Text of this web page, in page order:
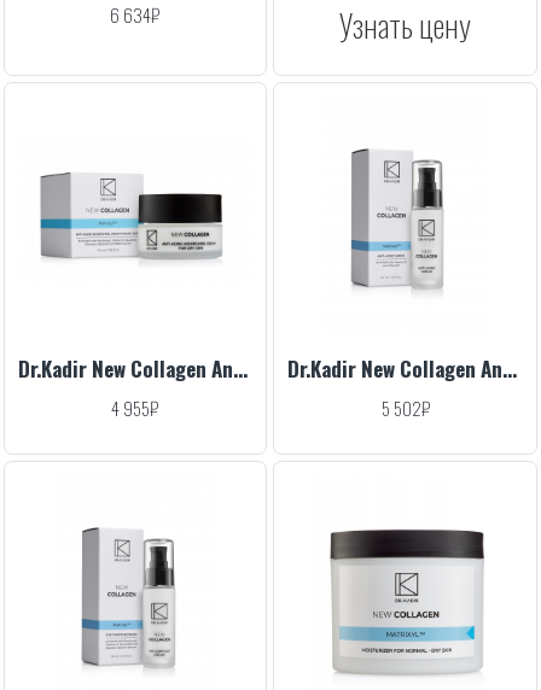
6 634₽ Узнать цену
Dr.Kadir New Collagen Anti Aging Nourishing Cream For Dry Skin, 50 ml
4 955₽
Dr.Kadir New Collagen Anti Aging Serum, 30 ml
5 502₽